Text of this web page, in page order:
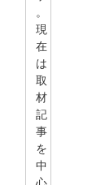
。
現
在
は
取
材
記
事
を
中